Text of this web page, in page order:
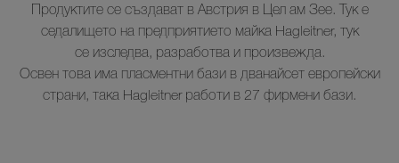
Продуктите се създават в Австрия в Цел ам Зее. Тук е
седалището на предприятието майка Hagleitner, тук
се изследва, разработва и произвежда.
Освен това има пласментни бази в дванайсет европейски
страни, така Hagleitner работи в 27 фирмени бази.